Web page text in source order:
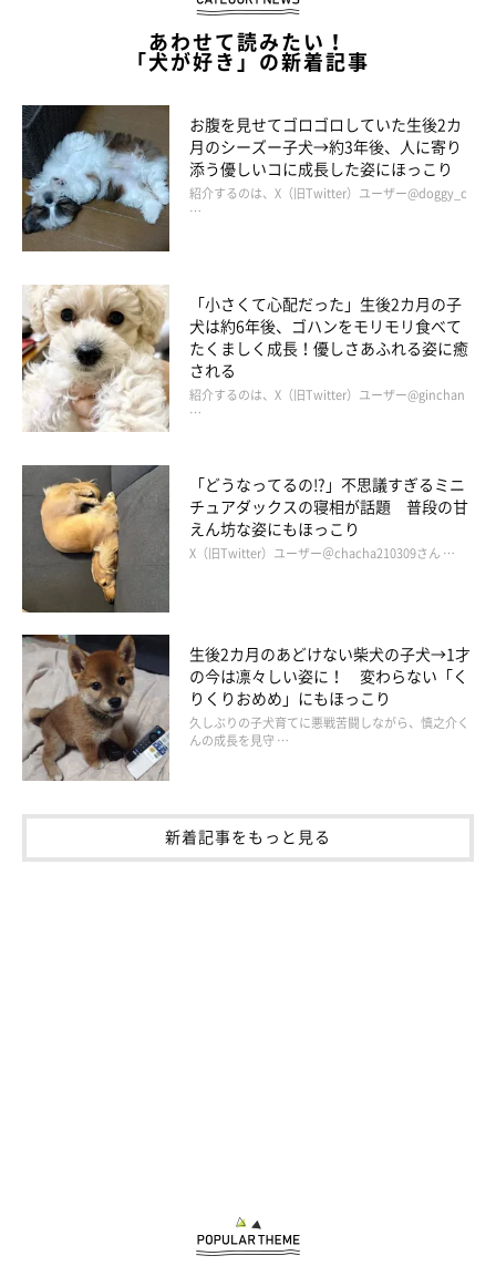
あわせて読みたい！
「犬が好き」の新着記事
お腹を見せてゴロゴロしていた生後2カ
月のシーズー子犬→約3年後、人に寄り
添う優しいコに成長した姿にほっこり
紹介するのは、X（旧Twitter）ユーザー@doggy_c
…
「小さくて心配だった」生後2カ月の子
犬は約6年後、ゴハンをモリモリ食べて
たくましく成長！優しさあふれる姿に癒
される
紹介するのは、X（旧Twitter）ユーザー@ginchan
…
「どうなってるの!?」不思議すぎるミニ
チュアダックスの寝相が話題 普段の甘
えん坊な姿にもほっこり
X（旧Twitter）ユーザー＠chacha210309さん …
生後2カ月のあどけない柴犬の子犬→1才
の今は凛々しい姿に！ 変わらない「く
りくりおめめ」にもほっこり
久しぶりの子犬育てに悪戦苦闘しながら、慎之介く
んの成長を見守 …
新着記事をもっと見る